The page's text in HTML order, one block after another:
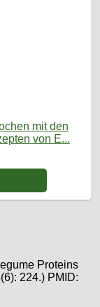
mit den
von E...
Proteins
224.) PMID: